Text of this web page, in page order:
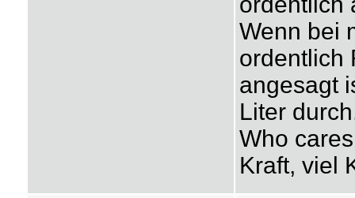
Wenn bei
ordentlich
angesagt
Liter
Who
Kraft, viel